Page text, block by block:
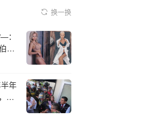
换一换
：
格
年
同